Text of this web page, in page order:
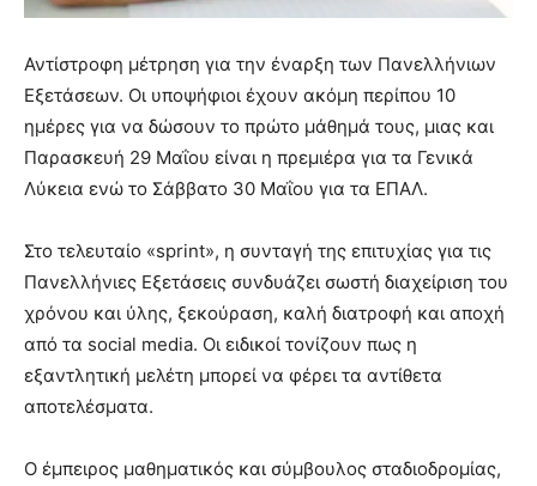
Αντίστροφη μέτρηση για την έναρξη των Πανελλήνιων
Εξετάσεων. Οι υποψήφιοι έχουν ακόμη περίπου 10
ημέρες για να δώσουν το πρώτο μάθημά τους, μιας και
Παρασκευή 29 Μαΐου είναι η πρεμιέρα για τα Γενικά
Λύκεια ενώ το Σάββατο 30 Μαΐου για τα ΕΠΑΛ.
Στο τελευταίο «sprint», η συνταγή της επιτυχίας για τις
Πανελλήνιες Εξετάσεις συνδυάζει σωστή διαχείριση του
χρόνου και ύλης, ξεκούραση, καλή διατροφή και αποχή
από τα social media. Οι ειδικοί τονίζουν πως η
εξαντλητική μελέτη μπορεί να φέρει τα αντίθετα
αποτελέσματα.
Ο έμπειρος μαθηματικός και σύμβουλος σταδιοδρομίας,